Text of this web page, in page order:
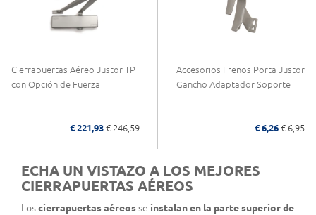
Cierrapuertas Aéreo Justor TP
con Opción de Fuerza
€ 221,93 € 246,59
Accesorios Frenos Porta Justor
Gancho Adaptador Soporte
€ 6,26 € 6,95
ECHA UN VISTAZO A LOS MEJORES
CIERRAPUERTAS AÉREOS
Loscierrapuertas aéreosse instalan en la parte superior de